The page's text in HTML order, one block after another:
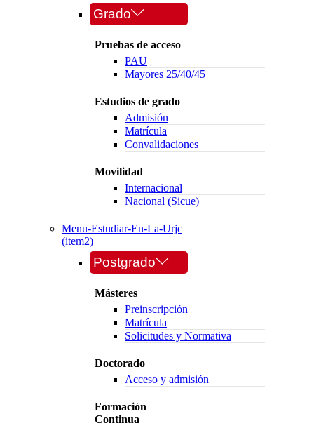
Grado
Pruebas de acceso
PAU
Mayores 25/40/45
Estudios de grado
Admisión
Matrícula
Convalidaciones
Movilidad
Internacional
Nacional (Sicue)
Menu-Estudiar-En-La-Urjc
(item2)
Postgrado
Másteres
Preinscripción
Matrícula
Solicitudes y Normativa
Doctorado
Acceso y admisión
Formación
Continua